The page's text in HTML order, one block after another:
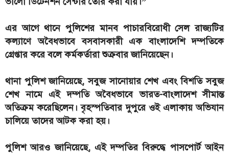
এর আগে থানে পুলিশের মানব পাচারবিরোধী সেল রাজ্যটির
কল্যাণে অবৈধভাবে বসবাসকারী এক বাংলাদেশি দম্পতিকে
গ্রেপ্তার করে বলে কর্মকর্তারা শুক্রবার জানিয়েছেন।
থানা পুলিশ জানিয়েছে, সবুজ সানোয়ার শেখ এবং বিশতি সবুজ
শেখ নামে এই দম্পতি অবৈধভাবে ভারত-বাংলাদেশ সীমান্ত
অতিক্রম করেছিলেন। বৃহস্পতিবার দুপুরে ওই এলাকায় অভিযান
চালিয়ে তাদের আটক করা হয়।
পুলিশ আরও জানিয়েছে, এই দম্পতির বিরুদ্ধে পাসপোর্ট আইন